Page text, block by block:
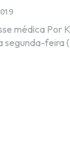
A Câmara
feira